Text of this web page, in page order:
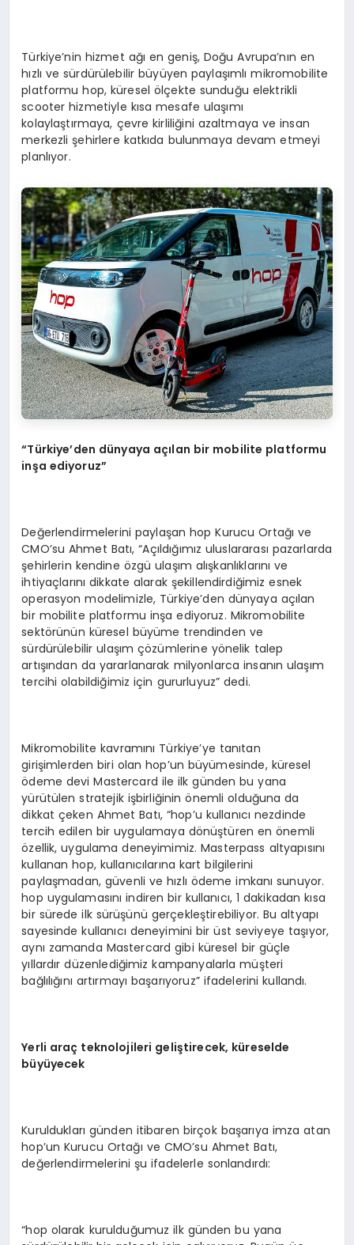
Türkiye’nin hizmet ağı en geniş, Doğu Avrupa’nın en
hızlı ve sürdürülebilir büyüyen paylaşımlı mikromobilite
platformu hop, küresel ölçekte sunduğu elektrikli
scooter hizmetiyle kısa mesafe ulaşımı
kolaylaştırmaya, çevre kirliliğini azaltmaya ve insan
merkezli şehirlere katkıda bulunmaya devam etmeyi
planlıyor.
“Türkiye’den dünyaya açılan bir mobilite platformu
inşa ediyoruz”
Değerlendirmelerini paylaşan hop Kurucu Ortağı ve
CMO’su Ahmet Batı, “Açıldığımız uluslararası pazarlarda
şehirlerin kendine özgü ulaşım alışkanlıklarını ve
ihtiyaçlarını dikkate alarak şekillendirdiğimiz esnek
operasyon modelimizle, Türkiye’den dünyaya açılan
bir mobilite platformu inşa ediyoruz. Mikromobilite
sektörünün küresel büyüme trendinden ve
sürdürülebilir ulaşım çözümlerine yönelik talep
artışından da yararlanarak milyonlarca insanın ulaşım
tercihi olabildiğimiz için gururluyuz” dedi.
Mikromobilite kavramını Türkiye’ye tanıtan
girişimlerden biri olan hop’un büyümesinde, küresel
ödeme devi Mastercard ile ilk günden bu yana
yürütülen stratejik işbirliğinin önemli olduğuna da
dikkat çeken Ahmet Batı, “hop’u kullanıcı nezdinde
tercih edilen bir uygulamaya dönüştüren en önemli
özellik, uygulama deneyimimiz. Masterpass altyapısını
kullanan hop, kullanıcılarına kart bilgilerini
paylaşmadan, güvenli ve hızlı ödeme imkanı sunuyor.
hop uygulamasını indiren bir kullanıcı, 1 dakikadan kısa
bir sürede ilk sürüşünü gerçekleştirebiliyor. Bu altyapı
sayesinde kullanıcı deneyimini bir üst seviyeye taşıyor,
aynı zamanda Mastercard gibi küresel bir güçle
yıllardır düzenlediğimiz kampanyalarla müşteri
bağlılığını artırmayı başarıyoruz” ifadelerini kullandı.
Yerli araç teknolojileri geliştirecek, küreselde
büyüyecek
Kuruldukları günden itibaren birçok başarıya imza atan
hop’un Kurucu Ortağı ve CMO’su Ahmet Batı,
değerlendirmelerini şu ifadelerle sonlandırdı:
“hop olarak kurulduğumuz ilk günden bu yana